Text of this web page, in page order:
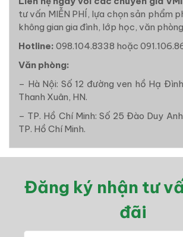
tư vấn MIỄN PHÍ, lựa chọn sản phẩm
không gian gia đình, lớp học, văn
Hotline: 098.104.8338 hoặc
Văn phòng:
– Hà Nội: Số 12 đường ven hồ Hạ
Thanh Xuân, HN.
– TP. Hồ Chí Minh: Số 25 Đào Duy
TP. Hồ Chí Minh.
Đăng ký nhận tư
đãi